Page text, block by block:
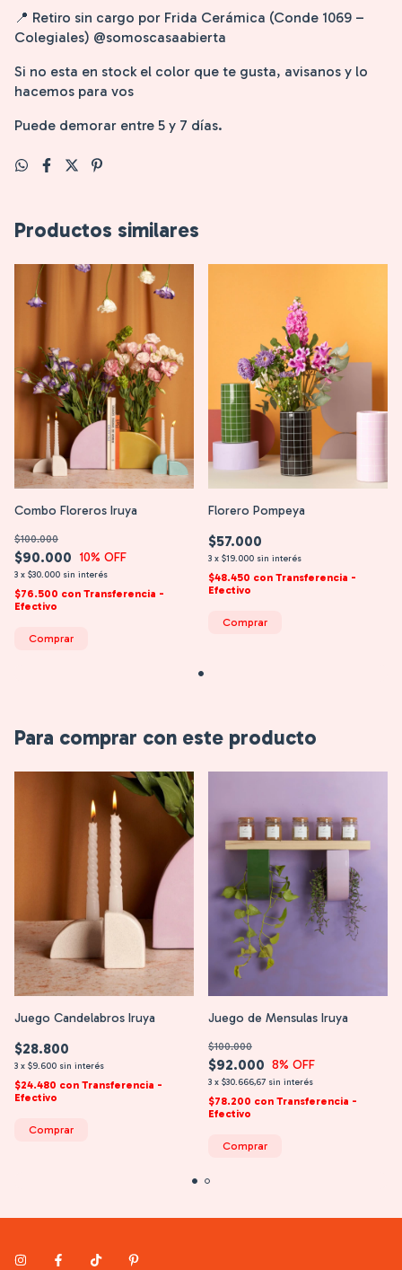
📍 Retiro sin cargo por Frida Cerámica (Conde 1069 –
Colegiales) @somoscasaabierta
Si no esta en stock el color que te gusta, avisanos y lo
hacemos para vos
Puede demorar entre 5 y 7 días.
Productos similares
Combo Floreros Iruya
$90.000
$100.000
10% OFF
3 x $30.000 sin interés
$76.500 con Transferencia -
Efectivo
Comprar
Florero Pompeya
$57.000
3 x $19.000 sin interés
$48.450 con Transferencia -
Efectivo
Comprar
Para comprar con este producto
Juego Candelabros Iruya
$28.800
3 x $9.600 sin interés
$24.480 con Transferencia -
Efectivo
Comprar
Juego de Mensulas Iruya
$92.000
$100.000
8% OFF
3 x $30.666,67 sin interés
$78.200 con Transferencia -
Efectivo
Comprar